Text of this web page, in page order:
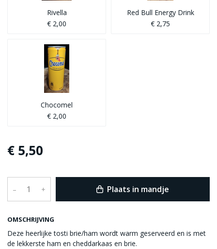
OMSCHRIJVING
Deze heerlijke tosti brie/ham wordt warm geserveerd en is met
de lekkerste ham en cheddarkaas en brie.
Rivella
€ 2,00
Red Bull Energy Drink
€ 2,75
Chocomel
€ 2,00
€ 5,50
– + Plaats in mandje